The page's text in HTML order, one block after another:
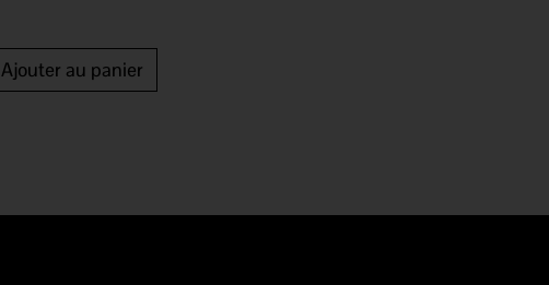
Ajouter au panier